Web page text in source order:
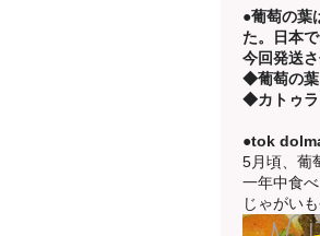
●葡萄の葉
た。日本
今回発送
◆葡萄の葉
◆カトゥ
●tok
5月頃、葡
一年中食べ
じゃがい